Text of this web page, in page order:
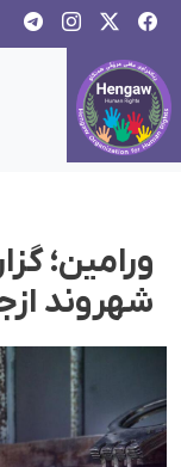
ورامین؛
شهروند